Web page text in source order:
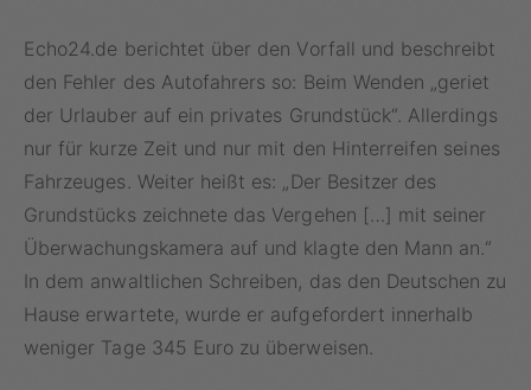
Echo24.de berichtet über den Vorfall und beschreibt
den Fehler des Autofahrers so: Beim Wenden „geriet
der Urlauber auf ein privates Grundstück“. Allerdings
nur für kurze Zeit und nur mit den Hinterreifen seines
Fahrzeuges. Weiter heißt es: „Der Besitzer des
Grundstücks zeichnete das Vergehen […] mit seiner
Überwachungskamera auf und klagte den Mann an.“
In dem anwaltlichen Schreiben, das den Deutschen zu
Hause erwartete, wurde er aufgefordert innerhalb
weniger Tage 345 Euro zu überweisen.